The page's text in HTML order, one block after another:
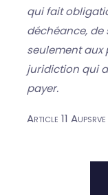
qui fait
déchéance,
seulement aux
juridiction qui
payer.
Article 11 Aupsrve